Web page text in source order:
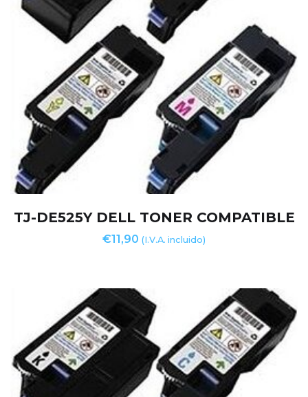
TJ-DE525Y DELL TONER COMPATIBLE
€11,90 (I.V.A. incluido)